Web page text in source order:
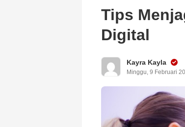
Tips
Digital
Kayra Kayla
Minggu, 9 Februari